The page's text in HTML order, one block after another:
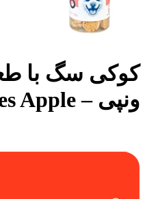
کوکی سگ با
ونپی – Dog Cookies Apple